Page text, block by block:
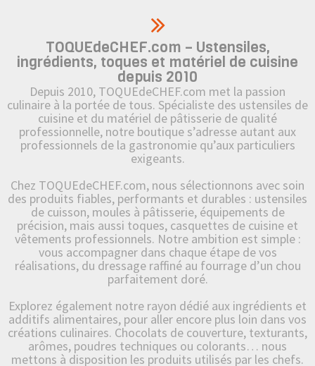
TOQUEdeCHEF.com – Ustensiles,
ingrédients, toques et matériel de cuisine
depuis 2010
Depuis 2010, TOQUEdeCHEF.com met la passion
culinaire à la portée de tous. Spécialiste des ustensiles de
cuisine et du matériel de pâtisserie de qualité
professionnelle, notre boutique s’adresse autant aux
professionnels de la gastronomie qu’aux particuliers
exigeants.
Chez TOQUEdeCHEF.com, nous sélectionnons avec soin
des produits fiables, performants et durables : ustensiles
de cuisson, moules à pâtisserie, équipements de
précision, mais aussi toques, casquettes de cuisine et
vêtements professionnels. Notre ambition est simple :
vous accompagner dans chaque étape de vos
réalisations, du dressage raffiné au fourrage d’un chou
parfaitement doré.
Explorez également notre rayon dédié aux ingrédients et
additifs alimentaires, pour aller encore plus loin dans vos
créations culinaires. Chocolats de couverture, texturants,
arômes, poudres techniques ou colorants… nous
mettons à disposition les produits utilisés par les chefs.